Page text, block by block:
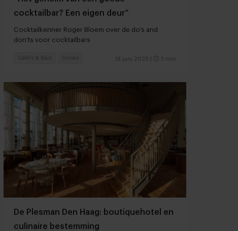
cocktailbar? Een eigen deur”
Cocktailkenner Roger Bloem over de do’s and
don’ts voor cocktailbars
18 juni 2025 3 min
Café's & Bars Drinks
De Plesman Den Haag: boutiquehotel en
culinaire bestemming